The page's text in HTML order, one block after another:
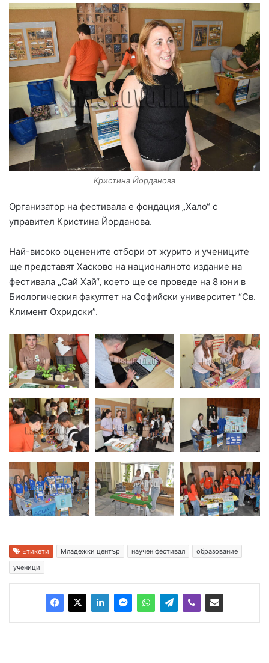
Кристина Йорданова
Организатор на фестивала е фондация „Хало“ с
управител Кристина Йорданова.
Най-високо оценените отбори от журито и учениците
ще представят Хасково на националното издание на
фестивала „Сай Хай“, което ще се проведе на 8 юни в
Биологическия факултет на Софийски университет “Св.
Климент Охридски”.
Етикети Младежки център научен фестивал
образование
ученици